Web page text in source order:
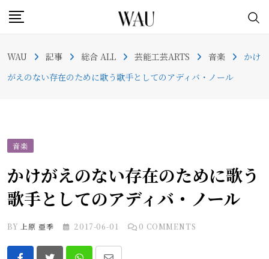
Skip
content
WAU 記事 総合 ALL 芸能工芸ARTS 音楽
かけ
がえのない存在のために歌う歌手としてのアディバ・ノール
音楽
かけがえのない存在のために歌う
歌手としてのアディバ・ノール
BY 上原 亜季 2017-06-01 0 COMMENTS